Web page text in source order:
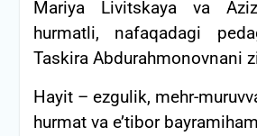
Mariya Livitskaya va
hurmatli, nafaqadagi
Taskira Abdurahmonovnani
Hayit – ezgulik, mehr-
hurmat va e’tibor